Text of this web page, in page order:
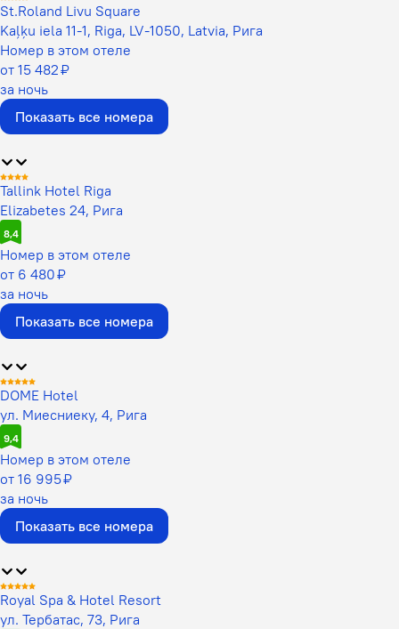
St.Roland Livu Square
Kaļķu iela 11-1, Riga, LV-1050, Latvia, Рига
Номер в этом отеле
от 15 482 ₽
за ночь
Показать все номера
Tallink Hotel Riga
Elizabetes 24, Рига
8,4
Номер в этом отеле
от 6 480 ₽
за ночь
Показать все номера
DOME Hotel
ул. Миесниеку, 4, Рига
9,4
Номер в этом отеле
от 16 995 ₽
за ночь
Показать все номера
Royal Spa & Hotel Resort
ул. Тербатас, 73, Рига